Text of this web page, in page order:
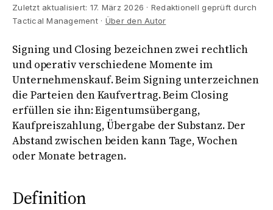
Zuletzt aktualisiert: 17. März 2026 · Redaktionell geprüft durch
Tactical Management · Über den Autor
Signing und Closing bezeichnen zwei rechtlich
und operativ verschiedene Momente im
Unternehmenskauf. Beim Signing unterzeichnen
die Parteien den Kaufvertrag. Beim Closing
erfüllen sie ihn: Eigentumsübergang,
Kaufpreiszahlung, Übergabe der Substanz. Der
Abstand zwischen beiden kann Tage, Wochen
oder Monate betragen.
Definition